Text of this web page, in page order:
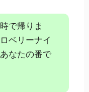
で帰りま
ベリーナイ
なたの番で